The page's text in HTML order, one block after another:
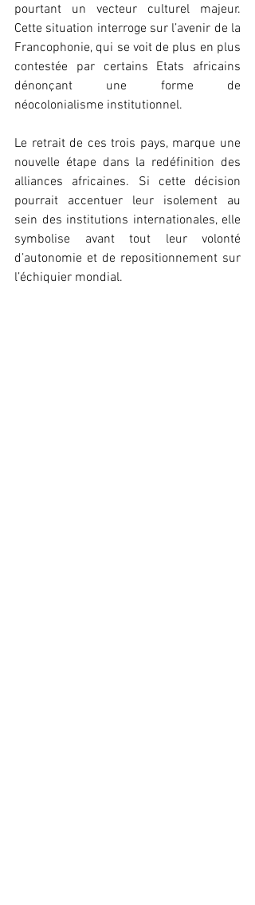
pourtant un vecteur culturel majeur.
Cette situation interroge sur l’avenir de la
Francophonie, qui se voit de plus en plus
contestée par certains Etats africains
dénonçant une forme de
néocolonialisme institutionnel.
Le retrait de ces trois pays, marque une
nouvelle étape dans la redéfinition des
alliances africaines. Si cette décision
pourrait accentuer leur isolement au
sein des institutions internationales, elle
symbolise avant tout leur volonté
d’autonomie et de repositionnement sur
l’échiquier mondial.